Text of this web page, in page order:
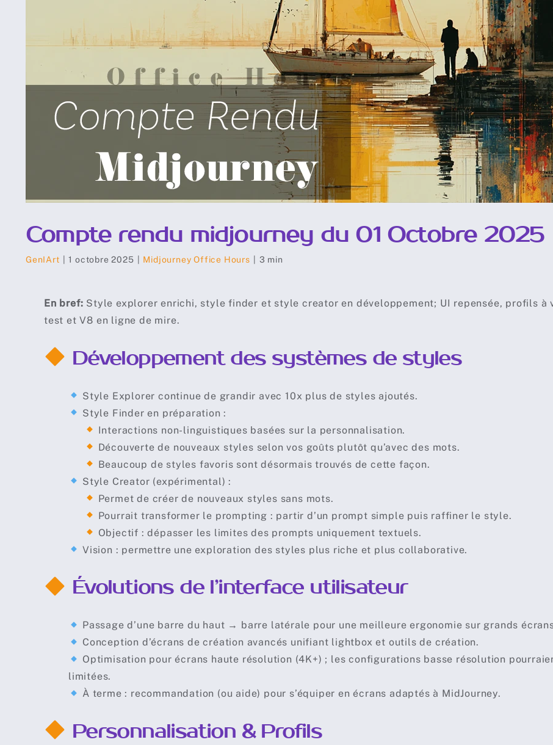
Compte rendu midjourney du 01 Octobre 2025
GenIArt 1 octobre 2025 Midjourney Office Hours 3 min
En bref: Style explorer enrichi, style finder et style creator en développement; UI repensée, profils à
test et V8 en ligne de mire.
Développement des systèmes de styles
Style Explorer continue de grandir avec 10x plus de styles ajoutés.
Style Finder en préparation :
Interactions non-linguistiques basées sur la personnalisation.
Découverte de nouveaux styles selon vos goûts plutôt qu’avec des mots.
Beaucoup de styles favoris sont désormais trouvés de cette façon.
Style Creator (expérimental) :
Permet de créer de nouveaux styles sans mots.
Pourrait transformer le prompting : partir d’un prompt simple puis raffiner le style.
Objectif : dépasser les limites des prompts uniquement textuels.
Vision : permettre une exploration des styles plus riche et plus collaborative.
Évolutions de l’interface utilisateur
Passage d’une barre du haut → barre latérale pour une meilleure ergonomie sur grands
Conception d’écrans de création avancés unifiant lightbox et outils de création.
Optimisation pour écrans haute résolution (4K+) ; les configurations basse résolution
limitées.
À terme : recommandation (ou aide) pour s’équiper en écrans adaptés à MidJourney.
Personnalisation & Profils